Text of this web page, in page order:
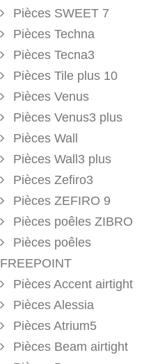
Pièces SWEET 7
Pièces Techna
Pièces Tecna3
Pièces Tile plus 10
Pièces Venus
Pièces Venus3 plus
Pièces Wall
Pièces Wall3 plus
Pièces Zefiro3
Pièces ZEFIRO 9
Pièces poêles ZIBRO
Pièces poêles
FREEPOINT
Pièces Accent airtight
Pièces Alessia
Pièces Atrium5
Pièces Beam airtight